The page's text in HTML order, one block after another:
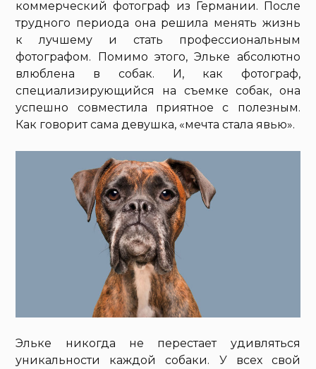
коммерческий фотограф из Германии. После
трудного периода она решила менять жизнь
к лучшему и стать профессиональным
фотографом. Помимо этого, Эльке абсолютно
влюблена в собак. И, как фотограф,
специализирующийся на съемке собак, она
успешно совместила приятное с полезным.
Как говорит сама девушка, «мечта стала явью».
Эльке никогда не перестает удивляться
уникальности каждой собаки. У всех свой